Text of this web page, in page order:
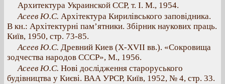
Архитектура Украинской ССР, т. I. М., 1954.
Асеев Ю.С. Архітектура Кирилівського заповідника.
В кн.: Архітектурні пам’ятники. Збірник наукових праць.
Київ, 1950, стр. 73-85.
Асеев Ю.С. Древний Киев (X-XVII вв.). «Сокровища
зодчества народов СССР», М., 1956.
Асеев Ю.С. Нові дослідження староруського
будівництва у Києві. ВАА УРСР, Київ, 1952, № 4, стр. 33.